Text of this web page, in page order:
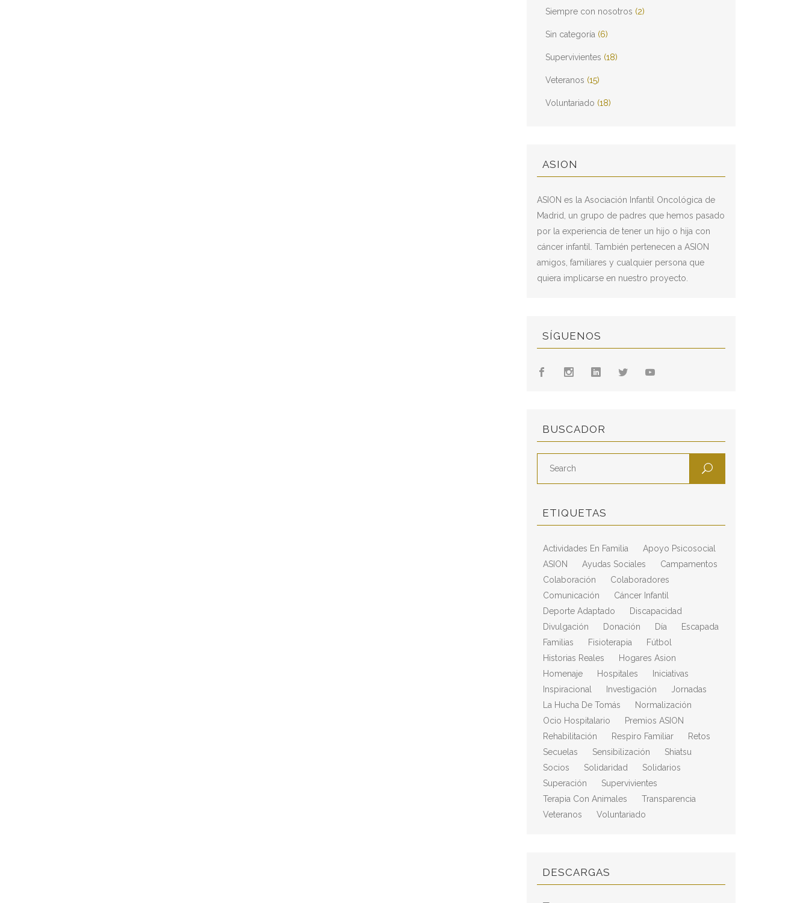
Siempre con nosotros (2)
Sin categoría (6)
Supervivientes (18)
Veteranos (15)
Voluntariado (18)
ASION
ASION es la Asociación Infantil Oncológica de
Madrid, un grupo de padres que hemos pasado
por la experiencia de tener un hijo o hija con
cáncer infantil. También pertenecen a ASION
amigos, familiares y cualquier persona que
quiera implicarse en nuestro proyecto.
SÍGUENOS
BUSCADOR
ETIQUETAS
Actividades En Familia
Apoyo Psicosocial
ASION
Ayudas Sociales
Campamentos
Colaboración
Colaboradores
Comunicación
Cáncer Infantil
Deporte Adaptado
Discapacidad
Divulgación
Donación Día
Escapada
Familias
Fisioterapia
Fútbol
Historias Reales
Hogares Asion
Homenaje
Hospitales
Iniciativas
Inspiracional
Investigación
Jornadas
La Hucha De Tomás
Normalización
Ocio Hospitalario
Premios ASION
Rehabilitación
Respiro Familiar
Retos
Secuelas
Sensibilización
Shiatsu
Socios
Solidaridad
Solidarios
Superación
Supervivientes
Terapia Con Animales
Transparencia
Veteranos
Voluntariado
DESCARGAS